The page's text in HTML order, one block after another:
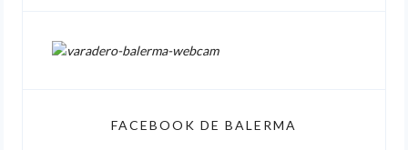
FACEBOOK DE BALERMA